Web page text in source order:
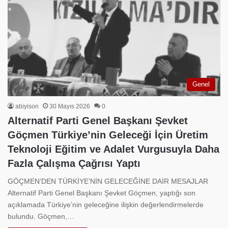
Genel
abiyison 30 Mayıs 2026 0
Alternatif Parti Genel Başkanı Şevket
Göçmen Türkiye’nin Geleceği İçin Üretim
Teknoloji Eğitim ve Adalet Vurgusuyla Daha
Fazla Çalışma Çağrısı Yaptı
GÖÇMEN’DEN TÜRKİYE’NİN GELECEĞİNE DAİR MESAJLAR
Alternatif Parti Genel Başkanı Şevket Göçmen, yaptığı son
açıklamada Türkiye’nin geleceğine ilişkin değerlendirmelerde
bulundu. Göçmen,…